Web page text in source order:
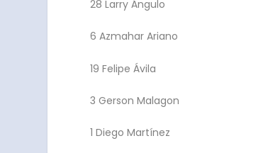
28 Larry Ángulo
6 Azmahar Ariano
19 Felipe Ávila
3 Gerson Malagon
1 Diego Martínez